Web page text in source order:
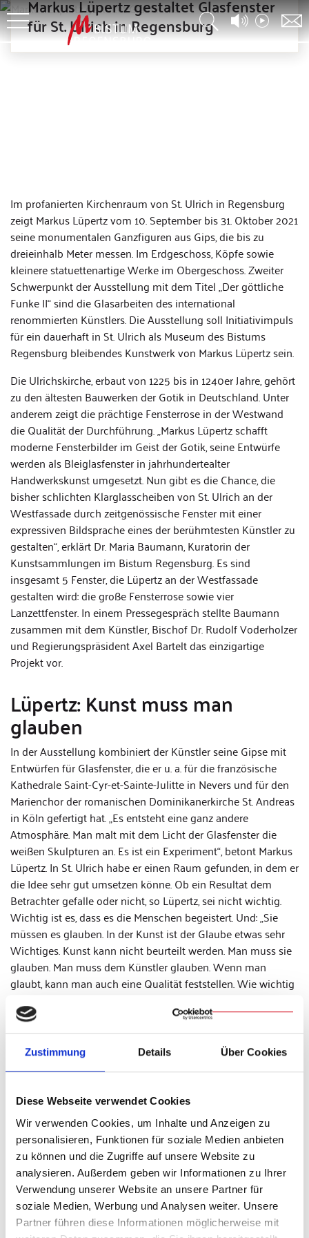
Zustimmung Details Über Cookies
Diese Webseite verwendet Cookies
Wir verwenden Cookies, um Inhalte und Anzeigen zu
personalisieren, Funktionen für soziale Medien anbieten
zu können und die Zugriffe auf unsere Website zu
analysieren. Außerdem geben wir Informationen zu Ihrer
Verwendung unserer Website an unsere Partner für
soziale Medien, Werbung und Analysen weiter. Unsere
Partner führen diese Informationen möglicherweise mit
Markus Lüpertz gestaltet Glasfenster
für St. Ulrich in Regensburg
Im profanierten Kirchenraum von St. Ulrich in Regensburg
zeigt Markus Lüpertz vom 10. September bis 31. Oktober 2021
seine monumentalen Ganzfiguren aus Gips, die bis zu
dreieinhalb Meter messen. Im Erdgeschoss, Köpfe sowie
kleinere statuettenartige Werke im Obergeschoss. Zweiter
Schwerpunkt der Ausstellung mit dem Titel „Der göttliche
Funke II“ sind die Glasarbeiten des international
renommierten Künstlers. Die Ausstellung soll Initiativimpuls
für ein dauerhaft in St. Ulrich als Museum des Bistums
Regensburg bleibendes Kunstwerk von Markus Lüpertz sein.
Die Ulrichskirche, erbaut von 1225 bis in 1240er Jahre, gehört
zu den ältesten Bauwerken der Gotik in Deutschland. Unter
anderem zeigt die prächtige Fensterrose in der Westwand
die Qualität der Durchführung. „Markus Lüpertz schafft
moderne Fensterbilder im Geist der Gotik, seine Entwürfe
werden als Bleiglasfenster in jahrhundertealter
Handwerkskunst umgesetzt. Nun gibt es die Chance, die
bisher schlichten Klarglasscheiben von St. Ulrich an der
Westfassade durch zeitgenössische Fenster mit einer
expressiven Bildsprache eines der berühmtesten Künstler zu
gestalten“, erklärt Dr. Maria Baumann, Kuratorin der
Kunstsammlungen im Bistum Regensburg. Es sind
insgesamt 5 Fenster, die Lüpertz an der Westfassade
gestalten wird: die große Fensterrose sowie vier
Lanzettfenster. In einem Pressegespräch stellte Baumann
zusammen mit dem Künstler, Bischof Dr. Rudolf Voderholzer
und Regierungspräsident Axel Bartelt das einzigartige
Projekt vor.
Lüpertz: Kunst muss man
glauben
In der Ausstellung kombiniert der Künstler seine Gipse mit
Entwürfen für Glasfenster, die er u. a. für die französische
Kathedrale Saint-Cyr-et-Sainte-Julitte in Nevers und für den
Marienchor der romanischen Dominikanerkirche St. Andreas
in Köln gefertigt hat. „Es entsteht eine ganz andere
Atmosphäre. Man malt mit dem Licht der Glasfenster die
weißen Skulpturen an. Es ist ein Experiment“, betont Markus
Lüpertz. In St. Ulrich habe er einen Raum gefunden, in dem er
die Idee sehr gut umsetzen könne. Ob ein Resultat dem
Betrachter gefalle oder nicht, so Lüpertz, sei nicht wichtig.
Wichtig ist es, dass es die Menschen begeistert. Und: „Sie
müssen es glauben. In der Kunst ist der Glaube etwas sehr
Wichtiges. Kunst kann nicht beurteilt werden. Man muss sie
glauben. Man muss dem Künstler glauben. Wenn man
glaubt, kann man auch eine Qualität feststellen. Wie wichtig
Menschen zwingt zu glauben. Verlieren wir den Glauben,
dann können wir auch unserem Nächsten nicht mehr
glauben. Verliert man den Glauben, endet man in einer Art
Zynismus“, so der Künstler. Kunst dürfe auch nicht zur
Dient sie nur der Unterhaltung, dem Spaß und ist gefällig, so
erfülle sie nicht mehr das, was eigentlich in den Köpfen der
Betrachter passieren müsse. Dies sei aber ein aktuelles
Phänomen unserer Zeit und könne daran liegen, dass die
Menschen den Künstlern nicht mehr glauben, so wie sie dem
Pfarrer nicht mehr glauben. „Eine glaubenslose Welt ist
kulturell nicht tragbar. Kunst braucht Emphase, Hingabe,
Bestätigung im Publikum. Das ist das Wichtigste für den
Künstler, damit er nicht in einem zynischen, leeren Raum